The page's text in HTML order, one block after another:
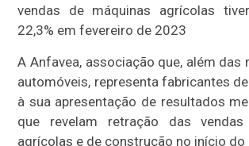
vendas de máquinas agrícolas
22,3% em fevereiro de 2023
A Anfavea, associação que, além das
automóveis, representa fabricantes
à sua apresentação de resultados
que revelam retração das
agrícolas e de construção no início do